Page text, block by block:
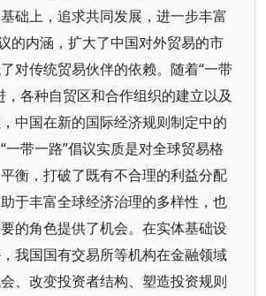
础上，追求共同发展，进一步丰富
的内涵，扩大了中国对外贸易的市
对传统贸易伙伴的依赖。随着“一带
，各种自贸区和合作组织的建立以及
中国在新的国际经济规则制定中的
一带一路”倡议实质是对全球贸易格
衡，打破了既有不合理的利益分配
于丰富全球经济治理的多样性，也
的角色提供了机会。在实体基础设
我国国有交易所等机构在金融领域
、改变投资者结构、塑造投资规则